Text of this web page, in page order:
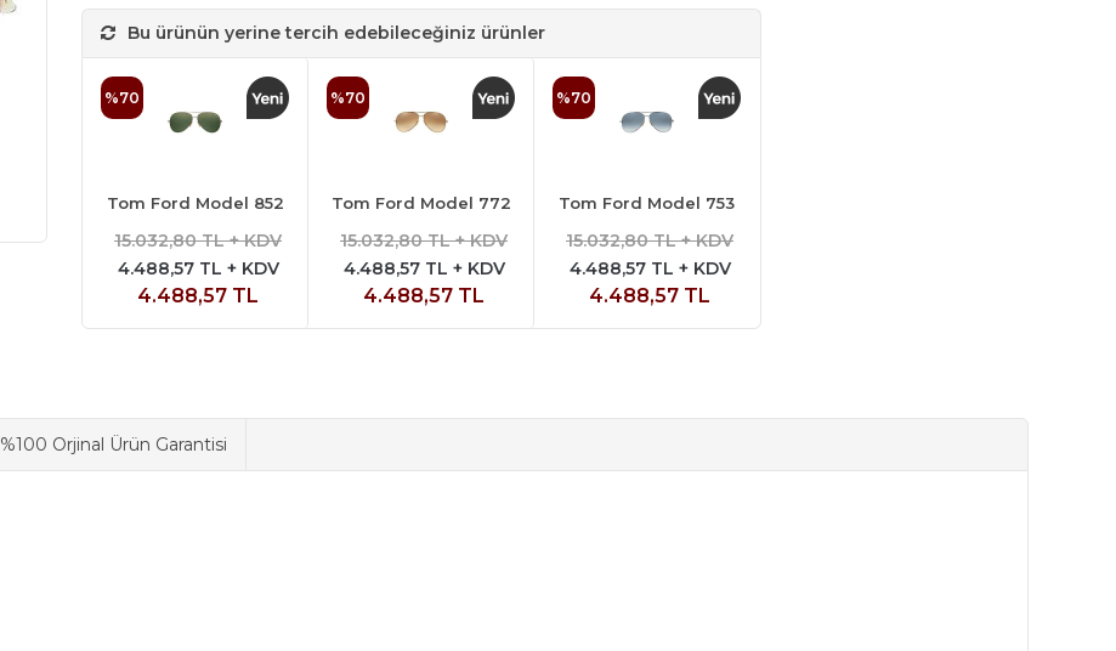
Bu ürünün yerine tercih edebileceğiniz ürünler
Tom Ford Model 852
15.032,80 TL + KDV
4.488,57 TL + KDV
4.488,57 TL
%70
Tom Ford Model 772
15.032,80 TL + KDV
4.488,57 TL + KDV
4.488,57 TL
%70
Tom Ford Model 753
15.032,80 TL + KDV
4.488,57 TL + KDV
4.488,57 TL
%70
%100 Orjinal Ürün Garantisi